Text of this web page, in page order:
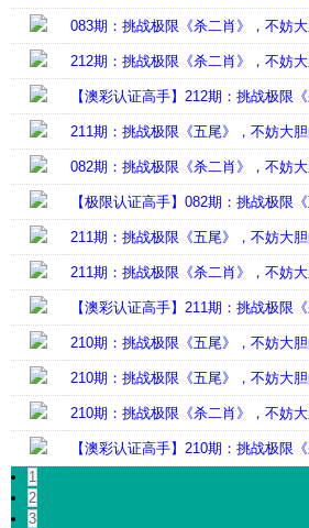
083期：挑战极限《杀二肖》，不妨大
212期：挑战极限《杀二肖》，不妨大
【澳彩认证高手】212期：挑战极限
211期：挑战极限《五尾》，不妨大胆
082期：挑战极限《杀二肖》，不妨大
【极限认证高手】082期：挑战极限
211期：挑战极限《五尾》，不妨大胆
211期：挑战极限《杀二肖》，不妨大
【澳彩认证高手】211期：挑战极限
210期：挑战极限《五尾》，不妨大胆
210期：挑战极限《五尾》，不妨大胆
210期：挑战极限《杀二肖》，不妨大
【澳彩认证高手】210期：挑战极限
1
2
3